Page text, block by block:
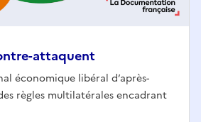
attaquent
économique libéral d’après-
règles multilatérales encadrant